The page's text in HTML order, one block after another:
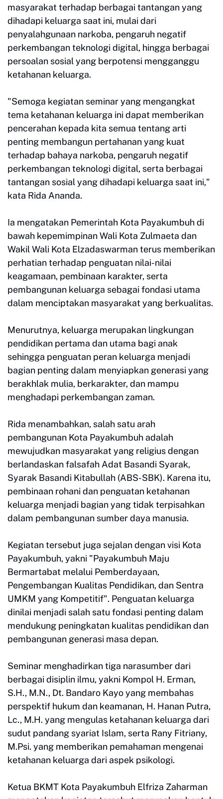
masyarakat terhadap berbagai tantangan yang
dihadapi keluarga saat ini, mulai dari
penyalahgunaan narkoba, pengaruh negatif
perkembangan teknologi digital, hingga berbagai
persoalan sosial yang berpotensi mengganggu
ketahanan keluarga.
"Semoga kegiatan seminar yang mengangkat
tema ketahanan keluarga ini dapat memberikan
pencerahan kepada kita semua tentang arti
penting membangun pertahanan yang kuat
terhadap bahaya narkoba, pengaruh negatif
perkembangan teknologi digital, serta berbagai
tantangan sosial yang dihadapi keluarga saat ini,"
kata Rida Ananda.
Ia mengatakan Pemerintah Kota Payakumbuh di
bawah kepemimpinan Wali Kota Zulmaeta dan
Wakil Wali Kota Elzadaswarman terus memberikan
perhatian terhadap penguatan nilai-nilai
keagamaan, pembinaan karakter, serta
pembangunan keluarga sebagai fondasi utama
dalam menciptakan masyarakat yang berkualitas.
Menurutnya, keluarga merupakan lingkungan
pendidikan pertama dan utama bagi anak
sehingga penguatan peran keluarga menjadi
bagian penting dalam menyiapkan generasi yang
berakhlak mulia, berkarakter, dan mampu
menghadapi perkembangan zaman.
Rida menambahkan, salah satu arah
pembangunan Kota Payakumbuh adalah
mewujudkan masyarakat yang religius dengan
berlandaskan falsafah Adat Basandi Syarak,
Syarak Basandi Kitabullah (ABS-SBK). Karena itu,
pembinaan rohani dan penguatan ketahanan
keluarga menjadi bagian yang tidak terpisahkan
dalam pembangunan sumber daya manusia.
Kegiatan tersebut juga sejalan dengan visi Kota
Payakumbuh, yakni "Payakumbuh Maju
Bermartabat melalui Pemberdayaan,
Pengembangan Kualitas Pendidikan, dan Sentra
UMKM yang Kompetitif". Penguatan keluarga
dinilai menjadi salah satu fondasi penting dalam
mendukung peningkatan kualitas pendidikan dan
pembangunan generasi masa depan.
Seminar menghadirkan tiga narasumber dari
berbagai disiplin ilmu, yakni Kompol H. Erman,
S.H., M.N., Dt. Bandaro Kayo yang membahas
perspektif hukum dan keamanan, H. Hanan Putra,
Lc., M.H. yang mengulas ketahanan keluarga dari
sudut pandang syariat Islam, serta Rany Fitriany,
M.Psi. yang memberikan pemahaman mengenai
ketahanan keluarga dari aspek psikologi.
Ketua BKMT Kota Payakumbuh Elfriza Zaharman